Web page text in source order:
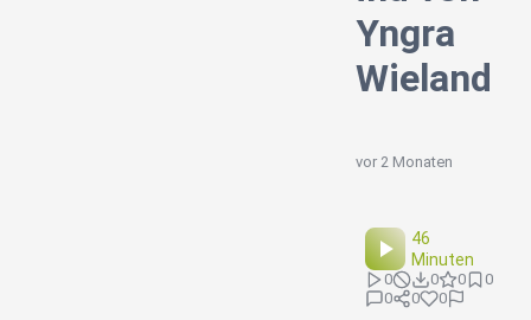
Yngra
Wieland
vor 2 Monaten
46
Minuten
0 0 0
0
0
0 0